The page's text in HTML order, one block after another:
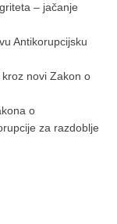
– jačanje
Antikorupcijsku
novi Zakon o
o
za razdoblje